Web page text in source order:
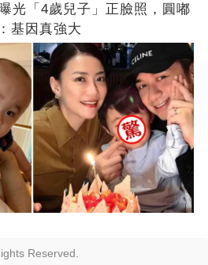
光「4歲兒子」正臉照，圓嘟
基因真強大
Reserved.